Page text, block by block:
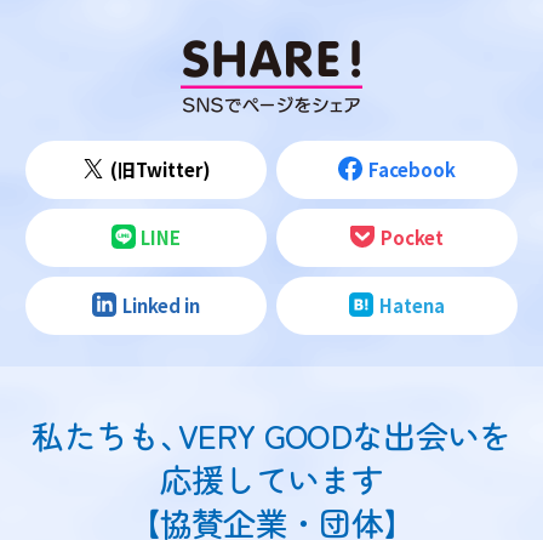
(旧Twitter) Facebook
LINE Pocket
Linked in Hatena
私たちも、VERY GOODな出会いを
応援しています
【協賛企業・団体】